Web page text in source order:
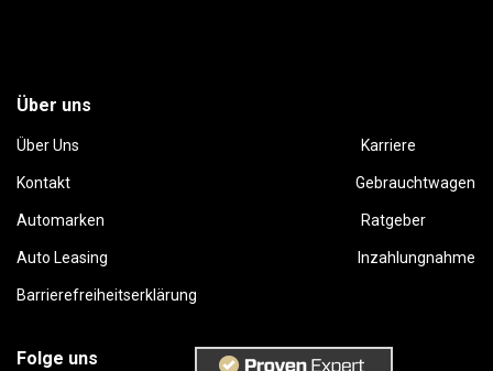
Über uns
Über Uns Karriere
Kontakt Gebrauchtwagen
Automarken Ratgeber
Auto Leasing Inzahlungnahme
Barrierefreiheitserklärung
Folge uns